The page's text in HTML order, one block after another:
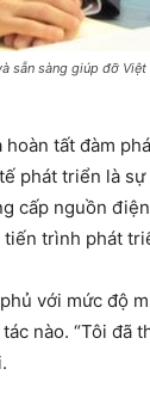
sẵn sàng giúp đỡ Việt
tất đàm
triển là
cấp nguồn
tiến trình phát
với mức độ
nào. “Tôi đã